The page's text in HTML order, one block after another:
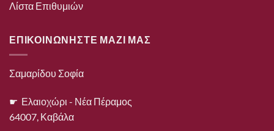
Λίστα Επιθυμιών
ΕΠΙΚΟΙΝΩΝΗΣΤΕ ΜΑΖΙ ΜΑΣ
Σαμαρίδου Σοφία
☛ Ελαιοχώρι - Νέα Πέραμος
64007, Καβάλα